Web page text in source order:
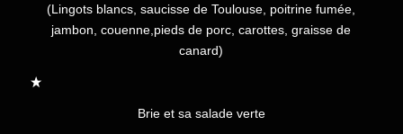
(Lingots blancs, saucisse de Toulouse, poitrine fumée,
jambon, couenne,pieds de porc, carottes, graisse de
canard)
Brie et sa salade verte